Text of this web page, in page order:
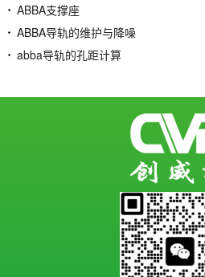
ABBA支撑座
ABBA导轨的维护与降噪
abba导轨的孔距计算